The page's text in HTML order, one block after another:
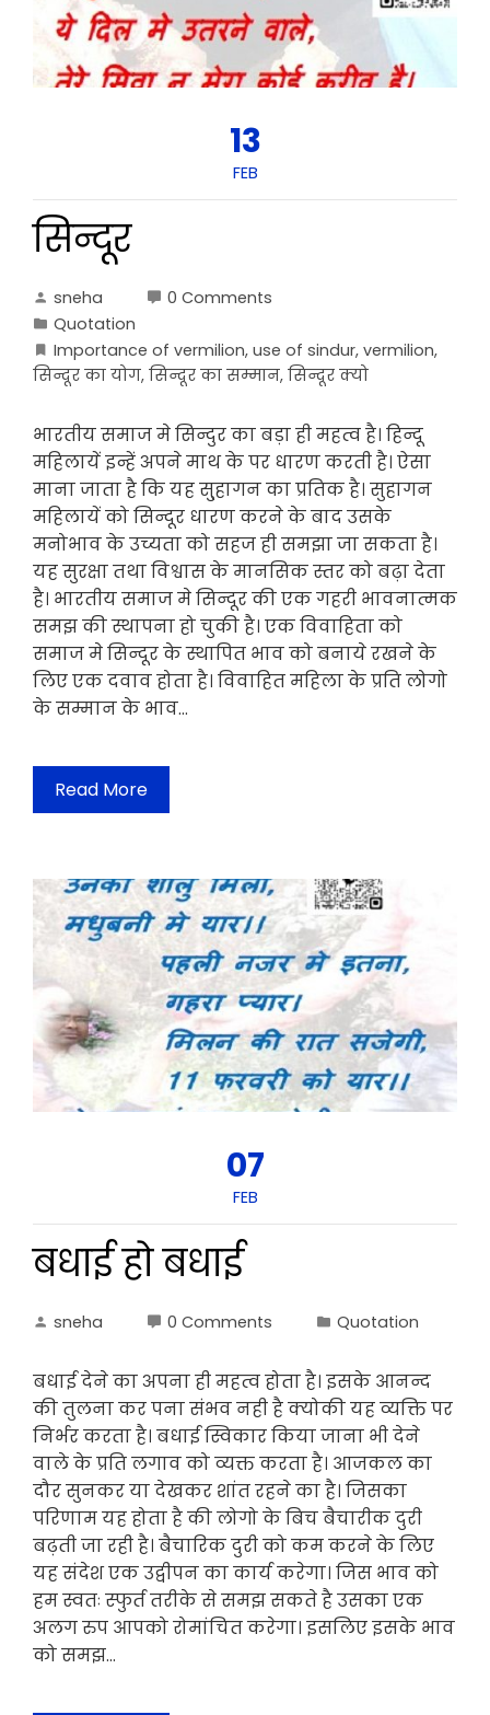
13
FEB
सिन्दूर
sneha
0 Comments
Quotation
Importance of vermilion, use of sindur, vermilion,
सिन्दूर का योग, सिन्दूर का सम्मान, सिन्दूर क्यो
भारतीय समाज मे सिन्दुर का बड़ा ही महत्व है। हिन्दू
महिलायें इन्हें अपने माथ के पर धारण करती है। ऐसा
माना जाता है कि यह सु्हागन का प्रतिक है। सुहागन
महिलायें को सिन्दूर धारण करने के बाद उसके
मनोभाव के उच्यता को सहज ही समझा जा सकता है।
यह सुरक्षा तथा विश्वास के मानसिक स्तर को बढ़ा देता
है। भारतीय समाज मे सिन्दूर की एक गहरी भावनात्मक
समझ की स्थापना हो चुकी है। एक विवाहिता को
समाज मे सिन्दूर के स्थापित भाव को बनाये रखने के
लिए एक दवाव होता है। विवाहित महिला के प्रति लोगो
के सम्मान के भाव…
Read More
07
FEB
बधाई हो बधाई
sneha 0 Comments Quotation
बधाई देने का अपना ही महत्व होता है। इसके आनन्द
की तुलना कर पना संभव नही है क्योकी यह व्यक्ति पर
निर्भर करता है। बधाई स्विकार किया जाना भी देने
वाले के प्रति लगाव को व्यक्त करता है। आजकल का
दौर सुनकर या देखकर शांत रहने का है। जिसका
परिणाम यह होता है की लोगो के बिच बैचारीक दुरी
बढ़ती जा रही है। बैचारिक दुरी को कम करने के लिए
यह संदेश एक उद्वीपन का कार्य करेगा। जिस भाव को
हम स्वतः स्फुर्त तरीके से समझ सकते है उसका एक
अलग रुप आपको रोमांचित करेगा। इसलिए इसके भाव
को समझ…